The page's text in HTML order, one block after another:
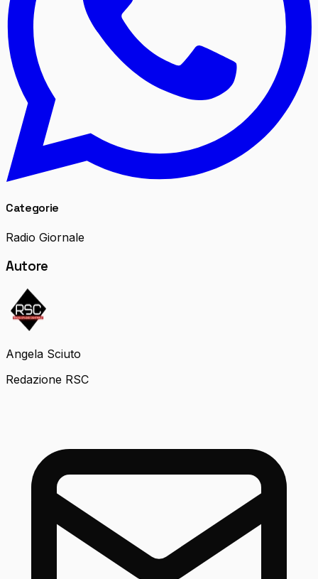
Categorie
Radio Giornale
Autore
Angela Sciuto
Redazione RSC